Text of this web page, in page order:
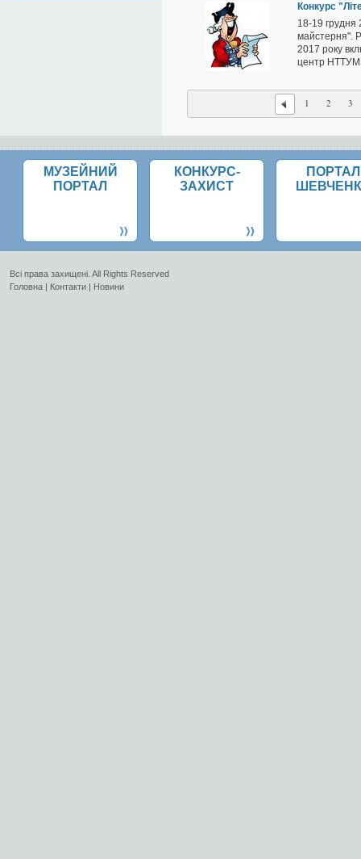
Конкурс
18-19 грудня
майстерня".
2017 року
центр
1 2 3
МУЗЕЙНИЙ
ПОРТАЛ
КОНКУРС-
ЗАХИСТ
ПОРТАЛ
Всi права захищенi. All Rights Reserved
Головна | Контакти | Новини